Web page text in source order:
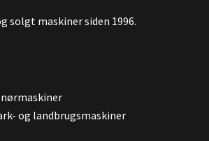
solgt maskiner siden 1996.
og landbrugsmaskiner